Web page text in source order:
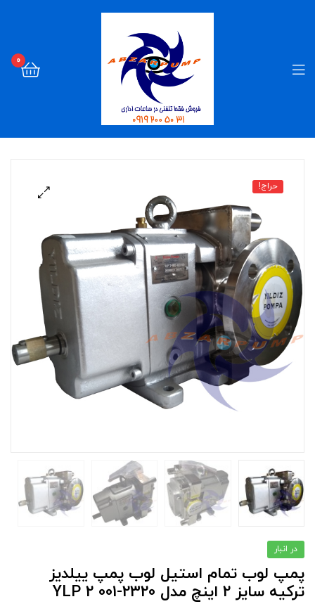
0
حراج!
در انبار
پمپ لوب تمام استیل لوب پمپ ییلدیز
ترکیه سایز 2 اینچ مدل YLP 2 001-2320